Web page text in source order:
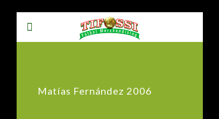
Matías Fernández 2006